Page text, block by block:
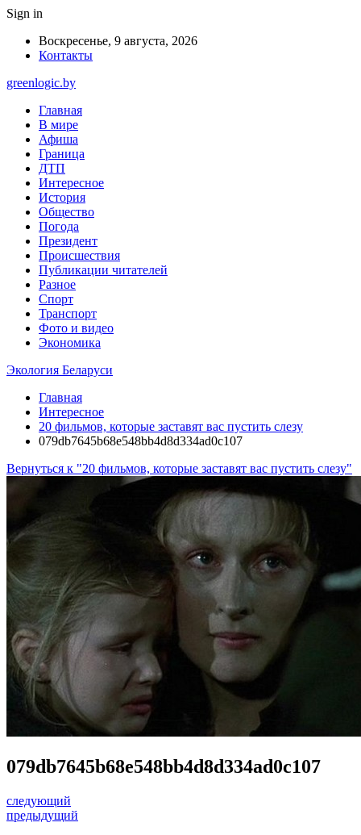
Sign in
Воскресенье, 9 августа, 2026
Контакты
greenlogic.by
Главная
В мире
Афиша
Граница
ДТП
Интересное
История
Общество
Погода
Президент
Происшествия
Публикации читателей
Разное
Спорт
Транспорт
Фото и видео
Экономика
Экология Беларуси
Главная
Интересное
20 фильмов, которые заставят вас пустить слезу
079db7645b68e548bb4d8d334ad0c107
Вернуться к "20 фильмов, которые заставят вас пустить слезу"
079db7645b68e548bb4d8d334ad0c107
следующий
предыдущий